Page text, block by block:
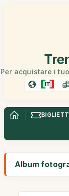
Per acquistare i
IT
Album